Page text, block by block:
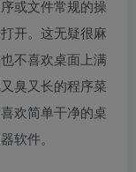
或文件常规的操
开。这无疑很麻
不喜欢桌面上满
臭又长的程序菜
欢简单干净的桌
软件。